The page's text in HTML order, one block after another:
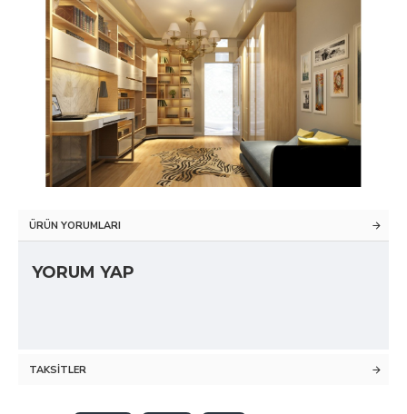
ÜRÜN YORUMLARI
YORUM YAP
TAKSITLER